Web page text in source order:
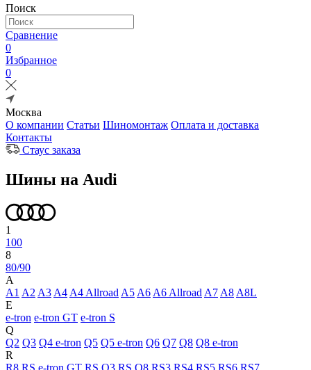
Поиск
Сравнение
0
Избранное
0
Москва
О компании Статьи Шиномонтаж Оплата и доставка
Контакты
Стаус заказа
Шины на Audi
1
100
8
80/90
A
A1 A2 A3 A4 A4 Allroad A5 A6 A6 Allroad A7 A8 A8L
E
e-tron e-tron GT e-tron S
Q
Q2 Q3 Q4 e-tron Q5 Q5 e-tron Q6 Q7 Q8 Q8 e-tron
R
R8 RS e-tron GT RS Q3 RS Q8 RS3 RS4 RS5 RS6 RS7